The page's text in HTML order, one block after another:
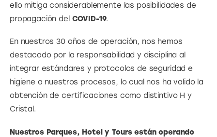
ello mitiga considerablemente las posibilidades de
propagación del COVID-19.
En nuestros 30 años de operación, nos hemos
destacado por la responsabilidad y disciplina al
integrar estándares y protocolos de seguridad e
higiene a nuestros procesos, lo cual nos ha valido la
obtención de certificaciones como distintivo H y
Cristal.
Nuestros Parques, Hotel y Tours están operando